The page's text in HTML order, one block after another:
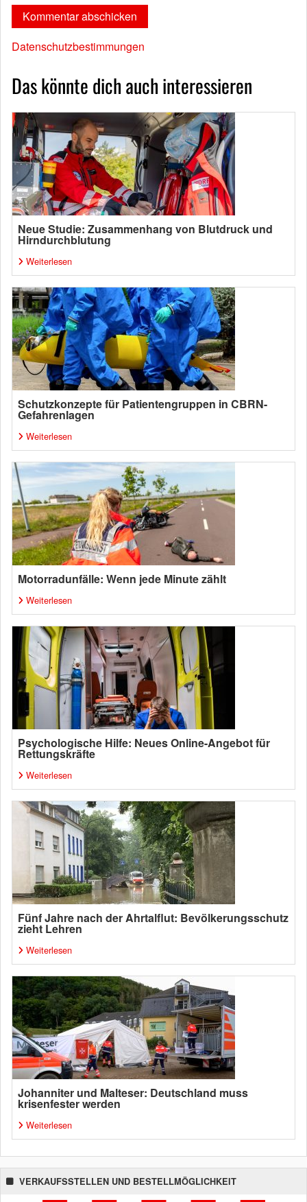
Datenschutzbestimmungen
Das könnte dich auch interessieren
Neue Studie: Zusammenhang von Blutdruck und
Hirndurchblutung
Weiterlesen
Schutzkonzepte für Patientengruppen in CBRN-
Gefahrenlagen
Weiterlesen
Motorradunfälle: Wenn jede Minute zählt
Weiterlesen
Psychologische Hilfe: Neues Online-Angebot für
Rettungskräfte
Weiterlesen
Fünf Jahre nach der Ahrtalflut: Bevölkerungsschutz
zieht Lehren
Weiterlesen
Johanniter und Malteser: Deutschland muss
krisenfester werden
Weiterlesen
VERKAUFSSTELLEN UND BESTELLMÖGLICHKEIT